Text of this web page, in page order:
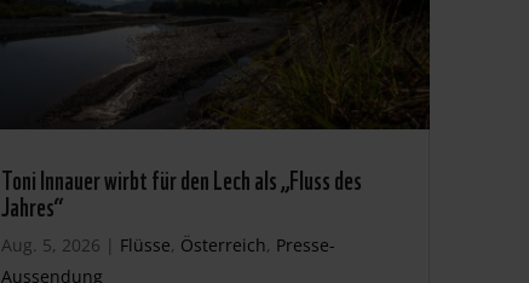
Toni Innauer wirbt für den Lech als „Fluss des
Jahres“
Aug. 5, 2026 | Flüsse, Österreich, Presse-
Aussendung